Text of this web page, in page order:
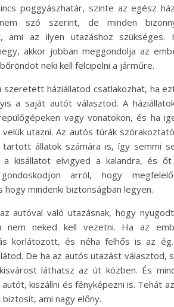
poggyászhatár, szinte az egész
szó szerint, de minden
ami az ilyen utazáshoz szükséges.
akkor jobban meggondolja az
neki kell felcipelni a járműre.
szeretett háziállatod csatlakozhat, ha
a saját autót választod. A
vagy vonatokon, és ha
utazni. Az autós túrák
állatok számára is, így semmi
a kisállatot elvigyed a kalandra, és
arról, hogy
mindenki biztonságban legyen.
autóval való utazásnak, hogy
nem neked kell vezetni. Ha az
korlátozott, és néha felhős is az
De ha az autós utazást választod,
láthatsz az út közben. És
kiszállni és fényképezni is. Tehát
ami nagy előny.